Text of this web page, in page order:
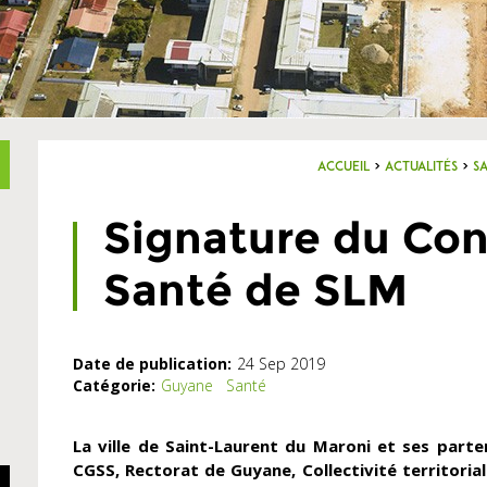
Accueil > Actualités >
Signature du
Santé de SLM
Date de publication: 24 Sep 2019
Catégorie: Guyane Santé
La ville de Saint-Laurent du Maroni et ses
CGSS, Rectorat de Guyane, Collectivité